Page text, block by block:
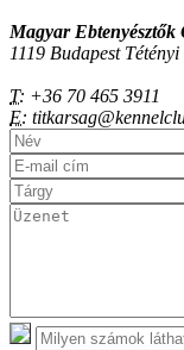
Magyar Ebtenyésztők
1119 Budapest
T: +36 70 465 3911
E: